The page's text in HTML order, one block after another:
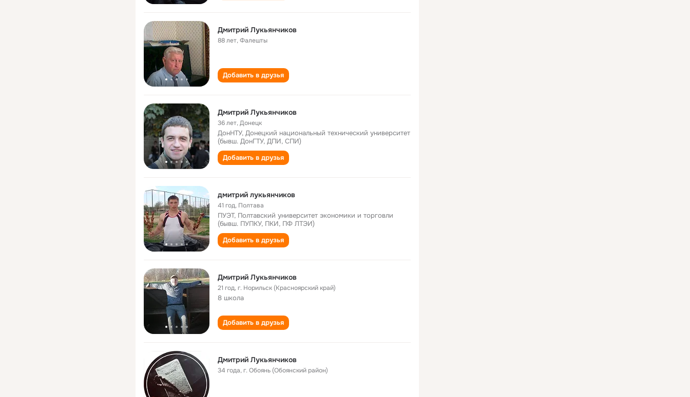
Дмитрий Лукьянчиков
88 лет,Фалешты
Добавить в друзья
Дмитрий Лукьянчиков
36 лет,Донецк
ДонНТУ, Донецкий национальный технический университет
(бывш. ДонГТУ, ДПИ, СПИ)
Добавить в друзья
дмитрий лукьянчиков
41 год, Полтава
ПУЭТ, Полтавский университет экономики и торговли
(бывш. ПУПКУ, ПКИ, ПФ ЛТЭИ)
Добавить в друзья
Дмитрий Лукьянчиков
21 год,г. Норильск (Красноярский край)
8 школа
Добавить в друзья
Дмитрий Лукьянчиков
34 года,г. Обоянь (Обоянский район)